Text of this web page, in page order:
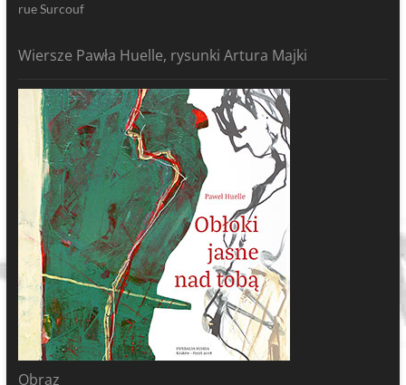
rue Surcouf
Wiersze Pawła Huelle, rysunki Artura Majki
Obraz